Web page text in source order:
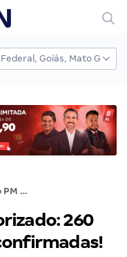
Concurso PM AC autorizado: 260 vagas para Soldado confirmadas!
260